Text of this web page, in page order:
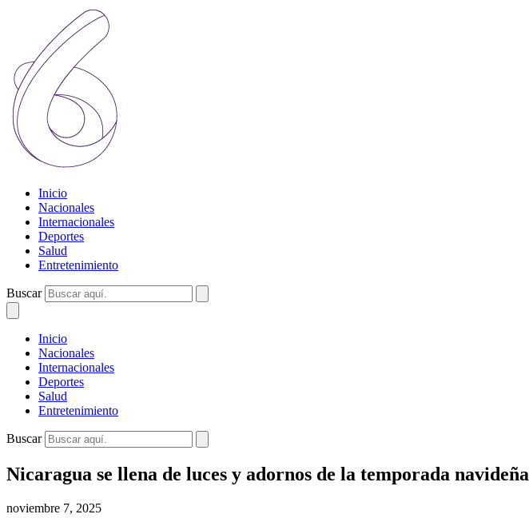
Inicio
Nacionales
Internacionales
Deportes
Salud
Entretenimiento
Buscar
Inicio
Nacionales
Internacionales
Deportes
Salud
Entretenimiento
Buscar
Nicaragua se llena de luces y adornos de la temporada navideña
noviembre 7, 2025